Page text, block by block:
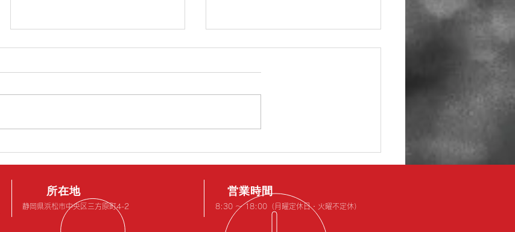
す！！
日曜～6日水曜日まで。 5月7日
ルでのお問い合わせもお休みとさ
せていただきます。 ご理解の
程、どうぞよろしくお願いいたし
す！！
３１日水曜～１月５日月曜日まで
ます。 尚、期間中はお電話、メ
ールでのお問い合わせもお休みと
させていただきます。 ご理解の
​所在地
静岡県浜松市中央区三方原町4-2
営業時間
8:30 ～ 18:00（月曜定休日・火曜不定休）